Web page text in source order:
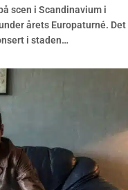
scen i Scandinavium i
årets Europaturné. Det
i staden…